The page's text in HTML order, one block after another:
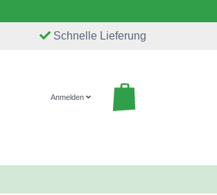
Schnelle Lieferung
Anmelden